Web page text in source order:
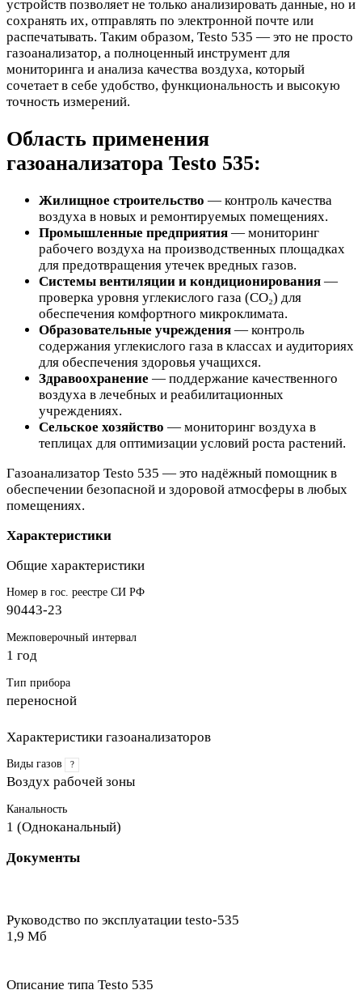
устройств позволяет не только анализировать данные, но и
сохранять их, отправлять по электронной почте или
распечатывать. Таким образом, Testo 535 — это не просто
газоанализатор, а полноценный инструмент для
мониторинга и анализа качества воздуха, который
сочетает в себе удобство, функциональность и высокую
точность измерений.
Область применения
газоанализатора Testo 535:
Жилищное строительство — контроль качества
воздуха в новых и ремонтируемых помещениях.
Промышленные предприятия — мониторинг
рабочего воздуха на производственных площадках
для предотвращения утечек вредных газов.
Системы вентиляции и кондиционирования —
проверка уровня углекислого газа (CO₂) для
обеспечения комфортного микроклимата.
Образовательные учреждения — контроль
содержания углекислого газа в классах и аудиториях
для обеспечения здоровья учащихся.
Здравоохранение — поддержание качественного
воздуха в лечебных и реабилитационных
учреждениях.
Сельское хозяйство — мониторинг воздуха в
теплицах для оптимизации условий роста растений.
Газоанализатор Testo 535 — это надёжный помощник в
обеспечении безопасной и здоровой атмосферы в любых
помещениях.
Характеристики
Общие характеристики
Номер в гос. реестре СИ РФ
90443-23
Межповерочный интервал
1 год
Тип прибора
переносной
Характеристики газоанализаторов
Виды газов ?
Воздух рабочей зоны
Канальность
1 (Одноканальный)
Документы
Руководство по эксплуатации testo-535
1,9 Мб
Описание типа Testo 535